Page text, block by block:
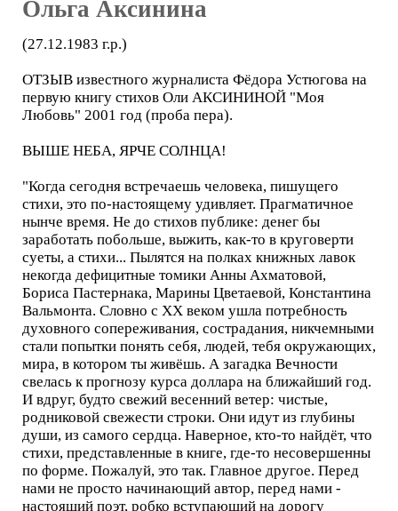
Ольга Аксинина
(27.12.1983 г.р.)
ОТЗЫВ известного журналиста Фёдора Устюгова на
первую книгу стихов Оли АКСИНИНОЙ "Моя
Любовь" 2001 год (проба пера).
ВЫШЕ НЕБА, ЯРЧЕ СОЛНЦА!
"Когда сегодня встречаешь человека, пишущего
стихи, это по-настоящему удивляет. Прагматичное
нынче время. Не до стихов публике: денег бы
заработать побольше, выжить, как-то в круговерти
суеты, а стихи... Пылятся на полках книжных лавок
некогда дефицитные томики Анны Ахматовой,
Бориса Пастернака, Марины Цветаевой, Константина
Вальмонта. Словно с XX веком ушла потребность
духовного сопереживания, сострадания, никчемными
стали попытки понять себя, людей, тебя окружающих,
мира, в котором ты живёшь. А загадка Вечности
свелась к прогнозу курса доллара на ближайший год.
И вдруг, будто свежий весенний ветер: чистые,
родниковой свежести строки. Они идут из глубины
души, из самого сердца. Наверное, кто-то найдёт, что
стихи, представленные в книге, где-то несовершенны
по форме. Пожалуй, это так. Главное другое. Перед
нами не просто начинающий автор, перед нами -
настоящий поэт, робко вступающий на дорогу